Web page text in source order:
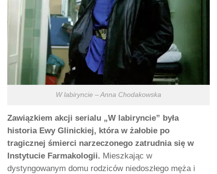
W labiryncie – Anna Chodakowska
Zawiązkiem akcji serialu „W labiryncie” była
historia Ewy Glinickiej, która w żałobie po
tragicznej śmierci narzeczonego zatrudnia się w
Instytucie Farmakologii. Mieszkając w
dystyngowanym domu rodziców niedoszłego męża i